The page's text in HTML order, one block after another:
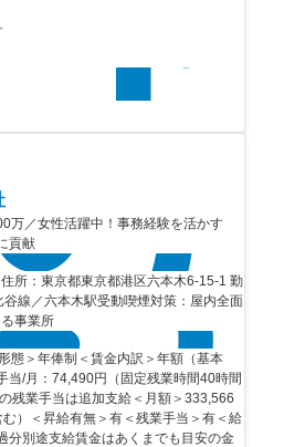
万／女性活躍中！事務経験を活かす
貢献
所：東京都東京都港区六本木6-15-1 勤
線／六本木駅受動喫煙対策：屋内全面
事業所
態＞年俸制＜賃金内訳＞年額（基本
当/月：74,490円（固定残業時間40時間
残業手当は追加支給＜月額＞333,566
）＜昇給有無＞有＜残業手当＞有＜給
分別途支給賃金はあくまでも目安の金